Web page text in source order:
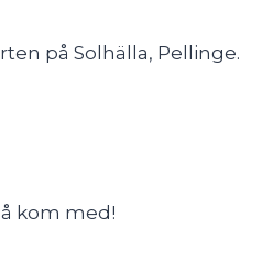
på Solhälla, Pellinge.
kom med!